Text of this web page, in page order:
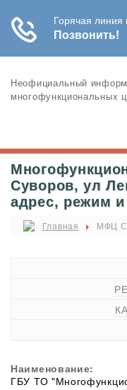
Неофициальный
многофункциональных
Суворов, ул
адрес, режим
Главная МФЦ
Наименование:
ГБУ ТО